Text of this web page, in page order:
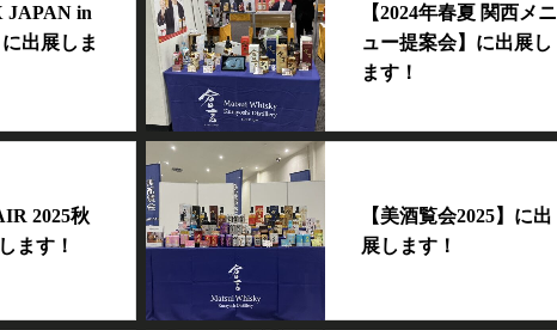
JAPAN in
出展しま
【2024年春夏 関西メニ
ュー提案会】に出展し
ます！
2025秋
ます！
【美酒覧会2025】に出
展します！